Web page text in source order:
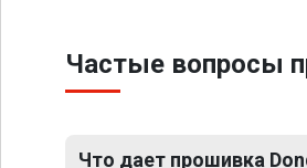
Частые вопросы
Что дает прошивка